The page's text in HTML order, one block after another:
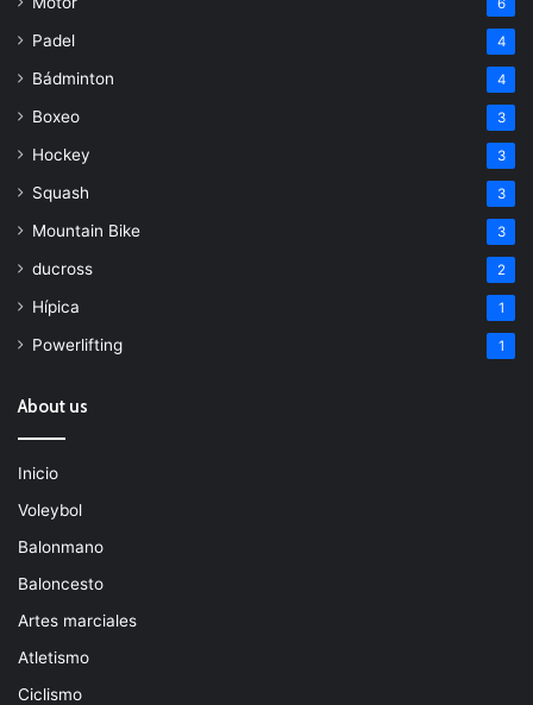
Padel 4
Bádminton 4
Boxeo 3
Hockey 3
Squash 3
Mountain Bike 3
ducross 2
Hípica 1
Powerlifting 1
About us
Inicio
Voleybol
Balonmano
Baloncesto
Artes marciales
Atletismo
Ciclismo